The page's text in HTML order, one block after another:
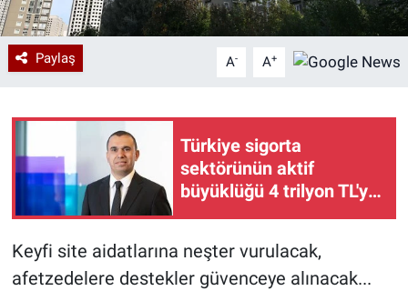
Paylaş A- A+
Türkiye sigorta
sektörünün aktif
büyüklüğü 4 trilyon TL'ye
Keyfi site aidatlarına neşter vurulacak,
afetzedelere destekler güvenceye alınacak...
Teknoloji